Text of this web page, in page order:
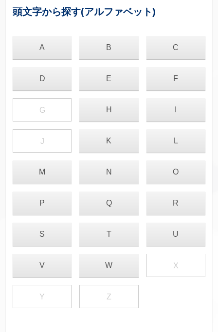
頭文字から探す(アルファベット)
A B C
D E F
G H
J K L
M N O
P Q R
S T U
V W X
Y Z